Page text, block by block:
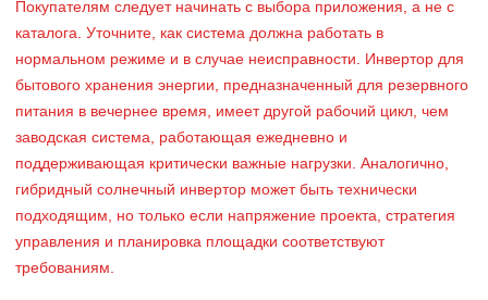
Покупателям следует начинать с выбора приложения, а не с
каталога. Уточните, как система должна работать в
нормальном режиме и в случае неисправности. Инвертор для
бытового хранения энергии, предназначенный для резервного
питания в вечернее время, имеет другой рабочий цикл, чем
заводская система, работающая ежедневно и
поддерживающая критически важные нагрузки. Аналогично,
гибридный солнечный инвертор может быть технически
подходящим, но только если напряжение проекта, стратегия
управления и планировка площадки соответствуют
требованиям.